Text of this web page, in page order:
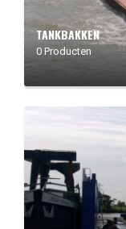
TANKBAKKEN
0 Producten